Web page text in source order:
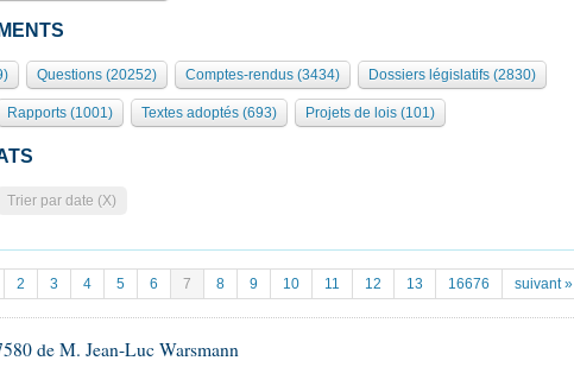
Questions (20252) Comptes-rendus (3434) Dossiers législatifs (2830)
Rapports (1001) Textes adoptés (693) Projets de lois (101)
Trier par date (X)
2 3 4 5 6 7 8 9 10 11 12 13 16676 suivant »
de M. Jean-Luc Warsmann